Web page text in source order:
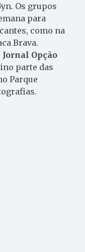
Os grupos
para
como na
Brava.
Jornal Opção
parte das
Parque